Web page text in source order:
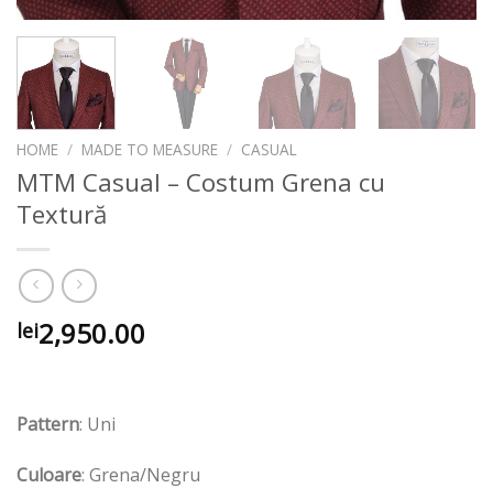
HOME / MADE TO MEASURE / CASUAL
MTM Casual – Costum Grena cu
Textură
lei2,950.00
Pattern: Uni
Culoare: Grena/Negru